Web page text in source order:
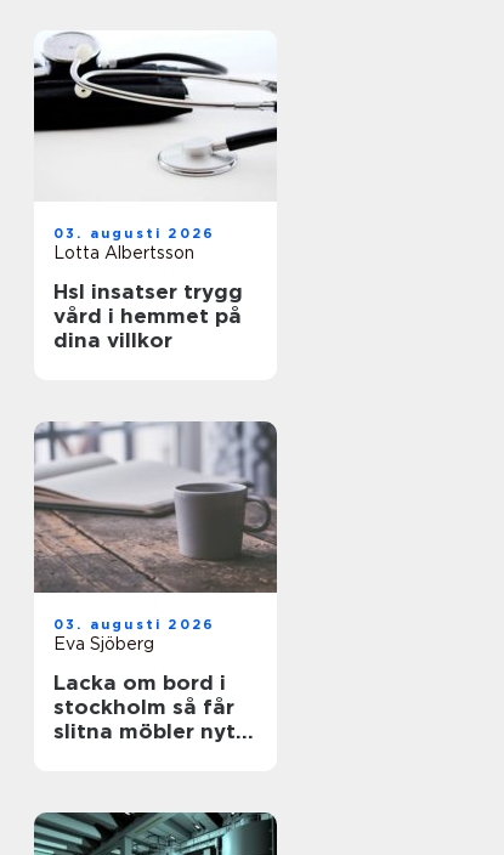
03. augusti 2026
Lotta Albertsson
Hsl insatser trygg
vård i hemmet på
dina villkor
03. augusti 2026
Eva Sjöberg
Lacka om bord i
stockholm så får
slitna möbler nytt